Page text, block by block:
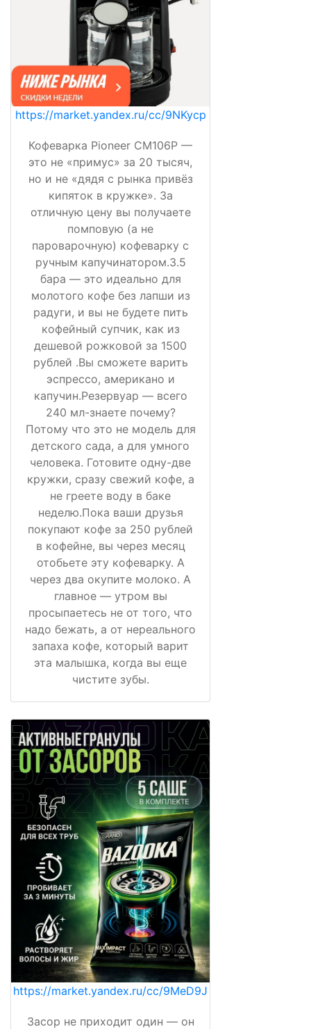
https://market.yandex.ru/cc/9NKycp
Кофеварка Pioneer CM106P —
это не «примус» за 20 тысяч,
но и не «дядя с рынка привёз
кипяток в кружке». За
отличную цену вы получаете
помповую (а не
пароварочную) кофеварку с
ручным капучинатором.3.5
бара — это идеально для
молотого кофе без лапши из
радуги, и вы не будете пить
кофейный супчик, как из
дешевой рожковой за 1500
рублей .Вы сможете варить
эспрессо, американо и
капучин.Резервуар — всего
240 мл-знаете почему?
Потому что это не модель для
детского сада, а для умного
человека. Готовите одну-две
кружки, сразу свежий кофе, а
не греете воду в баке
неделю.Пока ваши друзья
покупают кофе за 250 рублей
в кофейне, вы через месяц
отобьете эту кофеварку. А
через два окупите молоко. А
главное — утром вы
просыпаетесь не от того, что
надо бежать, а от нереального
запаха кофе, который варит
эта малышка, когда вы еще
чистите зубы.
https://market.yandex.ru/cc/9MeD9J
Засор не приходит один — он